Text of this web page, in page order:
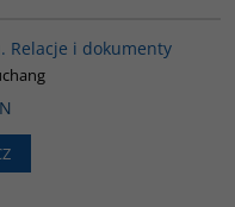
Relacje i dokumenty